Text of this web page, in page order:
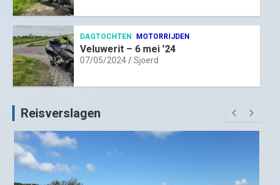
DAGTOCHTEN MOTORRIJDEN
Veluwerit – 6 mei ’24
07/05/2024 Sjoerd
Reisverslagen